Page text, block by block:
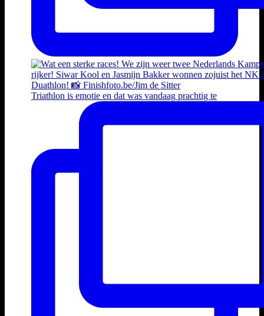
Triathlon is emotie en dat was vandaag prachtig te